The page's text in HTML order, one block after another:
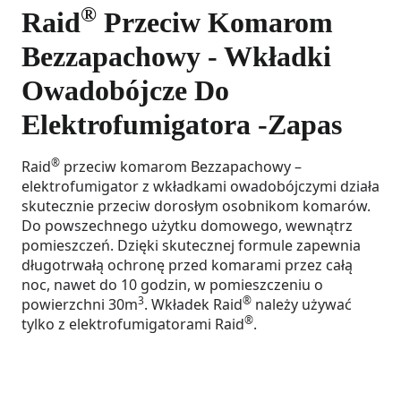
Raid® Przeciw Komarom
Bezzapachowy - Wkładki
Owadobójcze Do
Elektrofumigatora -Zapas
Raid® przeciw komarom Bezzapachowy –
elektrofumigator z wkładkami owadobójczymi działa
skutecznie przeciw dorosłym osobnikom komarów.
Do powszechnego użytku domowego, wewnątrz
pomieszczeń. Dzięki skutecznej formule zapewnia
długotrwałą ochronę przed komarami przez całą
noc, nawet do 10 godzin, w pomieszczeniu o
powierzchni 30m3. Wkładek Raid® należy używać
tylko z elektrofumigatorami Raid®.